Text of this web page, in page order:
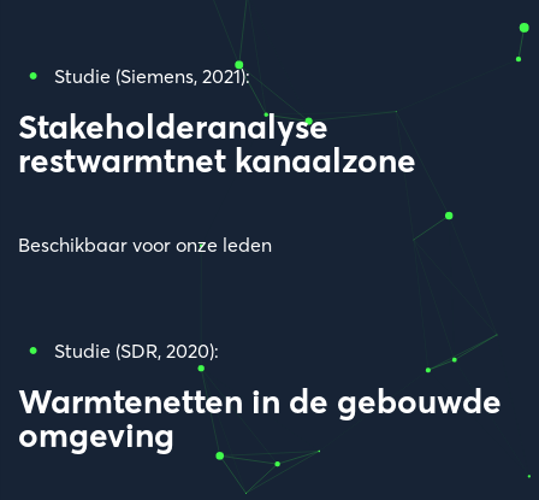
Studie (Siemens, 2021):
Stakeholderanalyse
restwarmtnet kanaalzone
Beschikbaar voor onze leden
Studie (SDR, 2020):
Warmtenetten in de gebouwde
omgeving